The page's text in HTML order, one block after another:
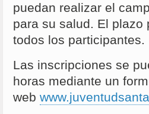
puedan realizar el
para su salud. El plazo
todos los participantes.
Las inscripciones se
horas mediante un
web